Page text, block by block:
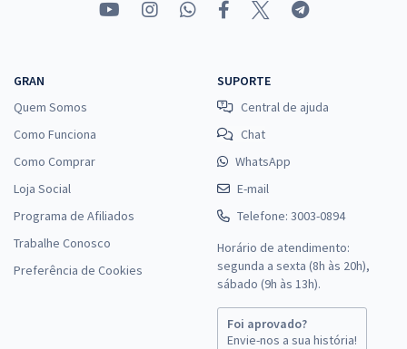
GRAN
Quem Somos
Como Funciona
Como Comprar
Loja Social
Programa de Afiliados
Trabalhe Conosco
Preferência de Cookies
SUPORTE
Central de ajuda
Chat
WhatsApp
E-mail
Telefone: 3003-0894
Horário de atendimento:
segunda a sexta (8h às 20h),
sábado (9h às 13h).
Foi aprovado?
Envie-nos a sua história!